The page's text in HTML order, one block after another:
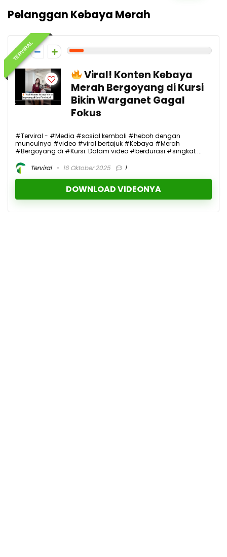
Pelanggan Kebaya Merah
TERVIRAL
1
Viral! Konten Kebaya
Merah Bergoyang di Kursi
Bikin Warganet Gagal
Fokus
#Terviral - #Media #sosial kembali #heboh dengan
munculnya #video #viral bertajuk #Kebaya #Merah
#Bergoyang di #Kursi. Dalam video #berdurasi #singkat ...
Terviral
16 Oktober 2025 1
DOWNLOAD VIDEONYA